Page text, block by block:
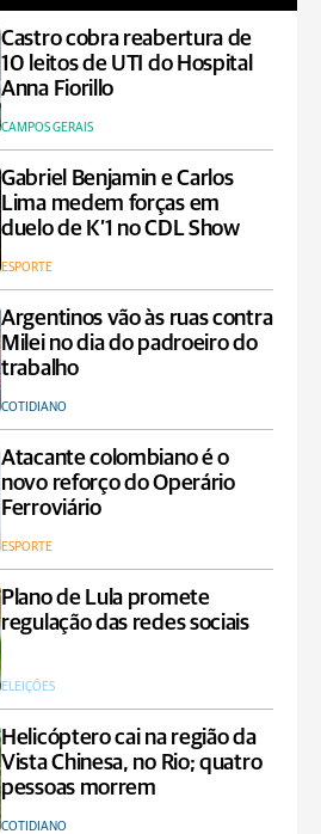
Castro cobra reabertura de
10 leitos de UTI do Hospital
Anna Fiorillo
CAMPOS GERAIS
Gabriel Benjamin e Carlos
Lima medem forças em
duelo de K’1 no CDL Show
ESPORTE
Argentinos vão às ruas contra
Milei no dia do padroeiro do
trabalho
COTIDIANO
Atacante colombiano é o
novo reforço do Operário
Ferroviário
ESPORTE
Plano de Lula promete
regulação das redes sociais
ELEIÇÕES
Helicóptero cai na região da
Vista Chinesa, no Rio; quatro
pessoas morrem
COTIDIANO